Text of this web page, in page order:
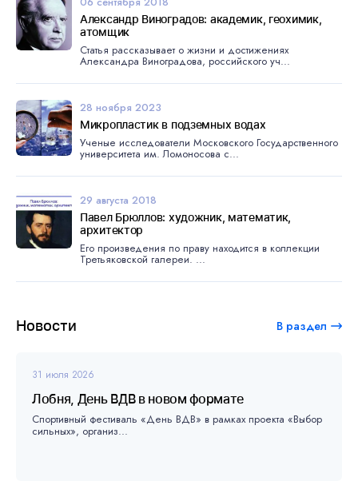
Новости В раздел
31 июля 2026
Лобня, День ВДВ в новом формате
Спортивный фестиваль «День ВДВ» в рамках проекта «Выбор
сильных», организ...
Александр Виноградов: академик, геохимик,
атомщик
Статья рассказывает о жизни и достижениях
Александра Виноградова, российского уч...
28 ноября 2023
Микропластик в подземных водах
Ученые исследователи Московского Государственного
университета им. Ломоносова с...
29 августа 2018
Павел Брюллов: художник, математик,
архитектор
Его произведения по праву находится в коллекции
Третьяковской галереи. ...